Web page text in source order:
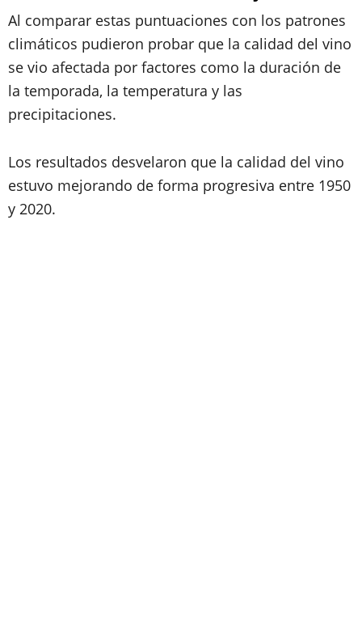
Al comparar estas puntuaciones con los patrones
climáticos pudieron probar que la calidad del vino
se vio afectada por factores como la duración de
la temporada, la temperatura y las
precipitaciones.
Los resultados desvelaron que la calidad del vino
estuvo mejorando de forma progresiva entre 1950
y 2020.